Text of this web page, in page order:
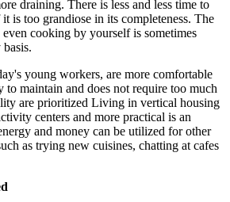
draining. There is less and less time to
is too grandiose in its completeness. The
cooking by yourself is sometimes
young workers, are more comfortable
to maintain and does not require too much
are prioritized Living in vertical housing
centers and more practical is an
and money can be utilized for other
as trying new cuisines, chatting at cafes